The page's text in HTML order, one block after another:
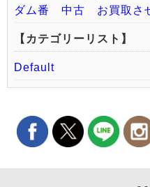
ダム番 中古 お買取さ
【カテゴリーリスト】
Default